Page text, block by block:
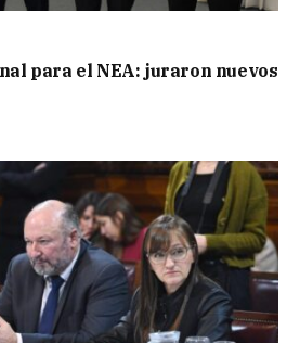
para el NEA: juraron nuevos